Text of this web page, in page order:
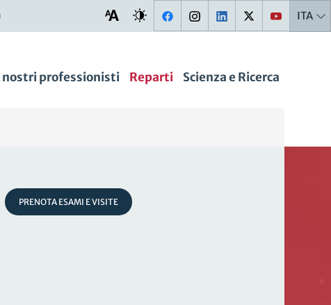
ITA
nostri professionisti Reparti Scienza e Ricerca
PRENOTA ESAMI E VISITE